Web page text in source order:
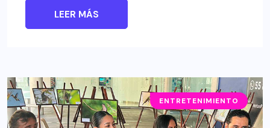
LEER MÁS
ENTRETENIMIENTO